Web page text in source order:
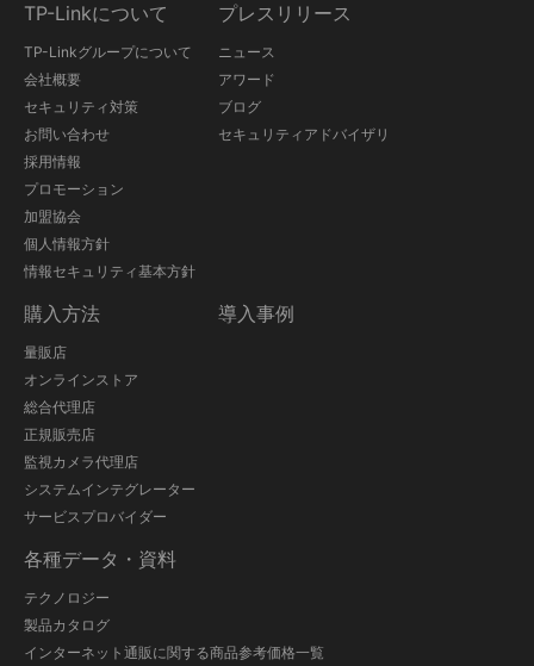
TP-Linkについて
TP-Linkグループについて
会社概要
セキュリティ対策
お問い合わせ
採用情報
プロモーション
加盟協会
個人情報方針
情報セキュリティ基本方針
プレスリリース
ニュース
アワード
ブログ
セキュリティアドバイザリ
購入方法
量販店
オンラインストア
総合代理店
正規販売店
監視カメラ代理店
システムインテグレーター
サービスプロバイダー
導入事例
各種データ・資料
テクノロジー
製品カタログ
インターネット通販に関する商品参考価格一覧